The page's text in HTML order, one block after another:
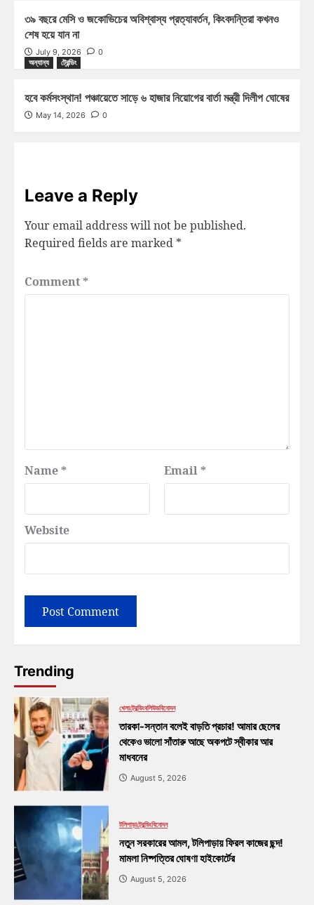
৩৯ বছরে মেসি ও জকোভিচের অবিশ্বাস্য প্রত্যাবর্তন, কিংবদন্তিরা কখনও
শেষ হয়ে যান না
July 9, 2026
0
অন্যান্য
ট্রেন্ডিং
হবে কর্মসংস্থান! পঞ্চায়েতে সাড়ে ৬ হাজার নিয়োগের বার্তা মন্ত্রী দিলীপ ঘোষের
May 14, 2026 0
Leave a Reply
Your email address will not be published.
Required fields are marked *
Comment *
Name * Email *
Website
Trending
খেলাট্রেন্ডিংবলিউডবিনোদন
তারকা-সন্তান বলেই বাড়তি প্রচার! আমার ছেলের
থেকেও ভালো সাঁতারু আছে অকপটে স্বীকার আর
মাধবনের
August 5, 2026
টলিপাড়াট্রেন্ডিংবিনোদন
নতুন সরকারের আমল, টলিপাড়ায় ফিরল কাজের ছন্দ!
মামলা নিষ্পত্তির ঘোষণা হাইকোর্টের
August 5, 2026